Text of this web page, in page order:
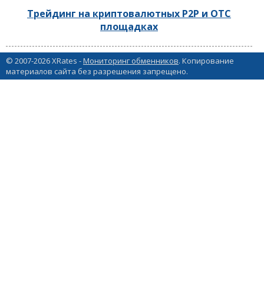
Трейдинг на криптовалютных P2P и OTC
площадках
© 2007-2026 XRates -Мониторинг обменников. Копирование
материалов сайта без разрешения запрещено.